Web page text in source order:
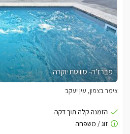
פברז’ה- סוויטת יוקרה
צימר בצפון, עין יעקב